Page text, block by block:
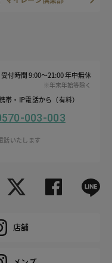
受付時間 9:00～21:00 年中無休
※年末年始等除く
帯・IP電話から（有料）
003-003
話いたします
店舗